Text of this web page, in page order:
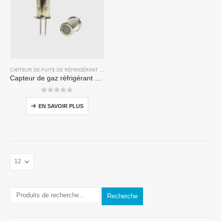
CAPTEUR DE FUITE DE RÉFRIGÉRANT R32
Capteur de gaz réfrigérant MP510C | Détection de fuite de freon à haute sensibilité pour R32, R134A, R410A, R290
0sur 5
EN SAVOIR PLUS
Recherche